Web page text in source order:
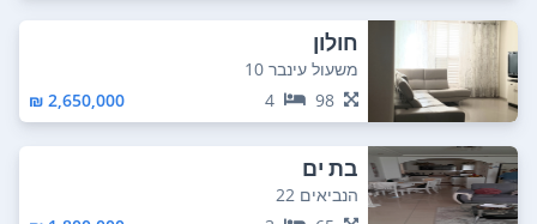
חולון
משעול עינבר 10
98
4
2,650,000 ₪
בת ים
הנביאים 22